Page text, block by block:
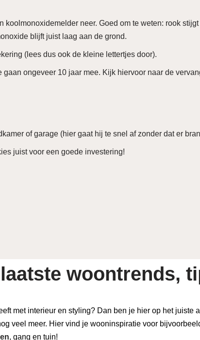
koolmonoxidemelder neer. Goed om te weten: rook
blijft juist laag aan de grond.
(lees dus ook de kleine lettertjes door).
ongeveer 10 jaar mee. Kijk hiervoor naar de
of garage (hier gaat hij te snel af zonder dat er
juist voor een goede investering!
woontrends,
met interieur en styling? Dan ben je hier op het juiste
veel meer. Hier vind je wooninspiratie voor
, gang en tuin!